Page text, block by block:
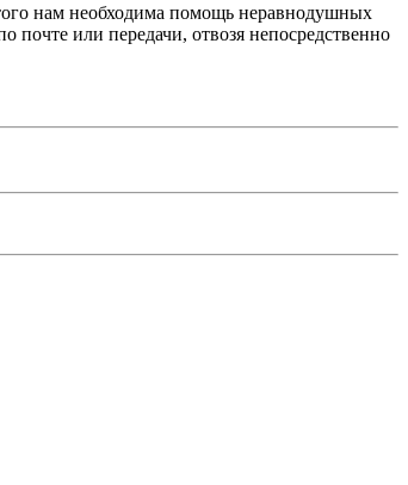
нам необходима помощь неравнодушных
почте или передачи, отвозя непосредственно